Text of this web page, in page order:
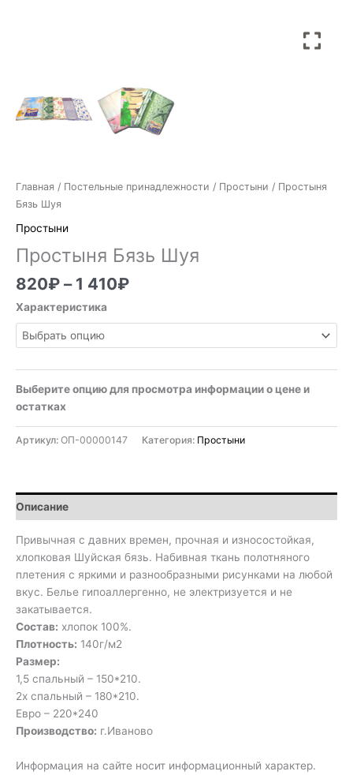
Главная / Постельные принадлежности / Простыни / Простыня
Бязь Шуя
Простыни
Простыня Бязь Шуя
820₽ – 1 410₽
Характеристика
Выберите опцию для просмотра информации о цене и
остатках
Артикул: ОП-00000147 Категория: Простыни
Описание
Привычная с давних времен, прочная и износостойкая,
хлопковая Шуйская бязь. Набивная ткань полотняного
плетения с яркими и разнообразными рисунками на любой
вкус. Белье гипоаллергенно, не электризуется и не
закатывается.
Состав: хлопок 100%.
Плотность: 140г/м2
Размер:
1,5 спальный – 150*210.
2х спальный – 180*210.
Евро – 220*240
Производство: г.Иваново
Информация на сайте носит информационный характер.